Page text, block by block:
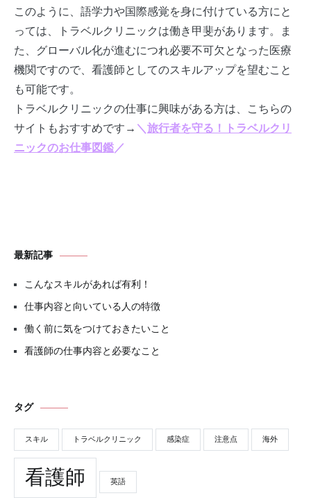
このように、語学力や国際感覚を身に付けている方にと
っては、トラベルクリニックは働き甲斐があります。ま
た、グローバル化が進むにつれ必要不可欠となった医療
機関ですので、看護師としてのスキルアップを望むこと
も可能です。
トラベルクリニックの仕事に興味がある方は、こちらの
サイトもおすすめです→ ＼旅行者を守る！トラベルクリ
ニックのお仕事図鑑／
最新記事
こんなスキルがあれば有利！
仕事内容と向いている人の特徴
働く前に気をつけておきたいこと
看護師の仕事内容と必要なこと
タグ
スキル トラベルクリニック 感染症 注意点 海外
看護師 英語